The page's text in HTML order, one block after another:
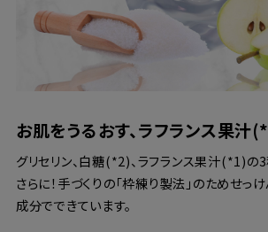
お肌をうるおす、ラフランス果汁
グリセリン、白糖(*2)、ラフランス果汁(*1)の
さらに！手づくりの「枠練り製法」のためせっ
成分でできています。